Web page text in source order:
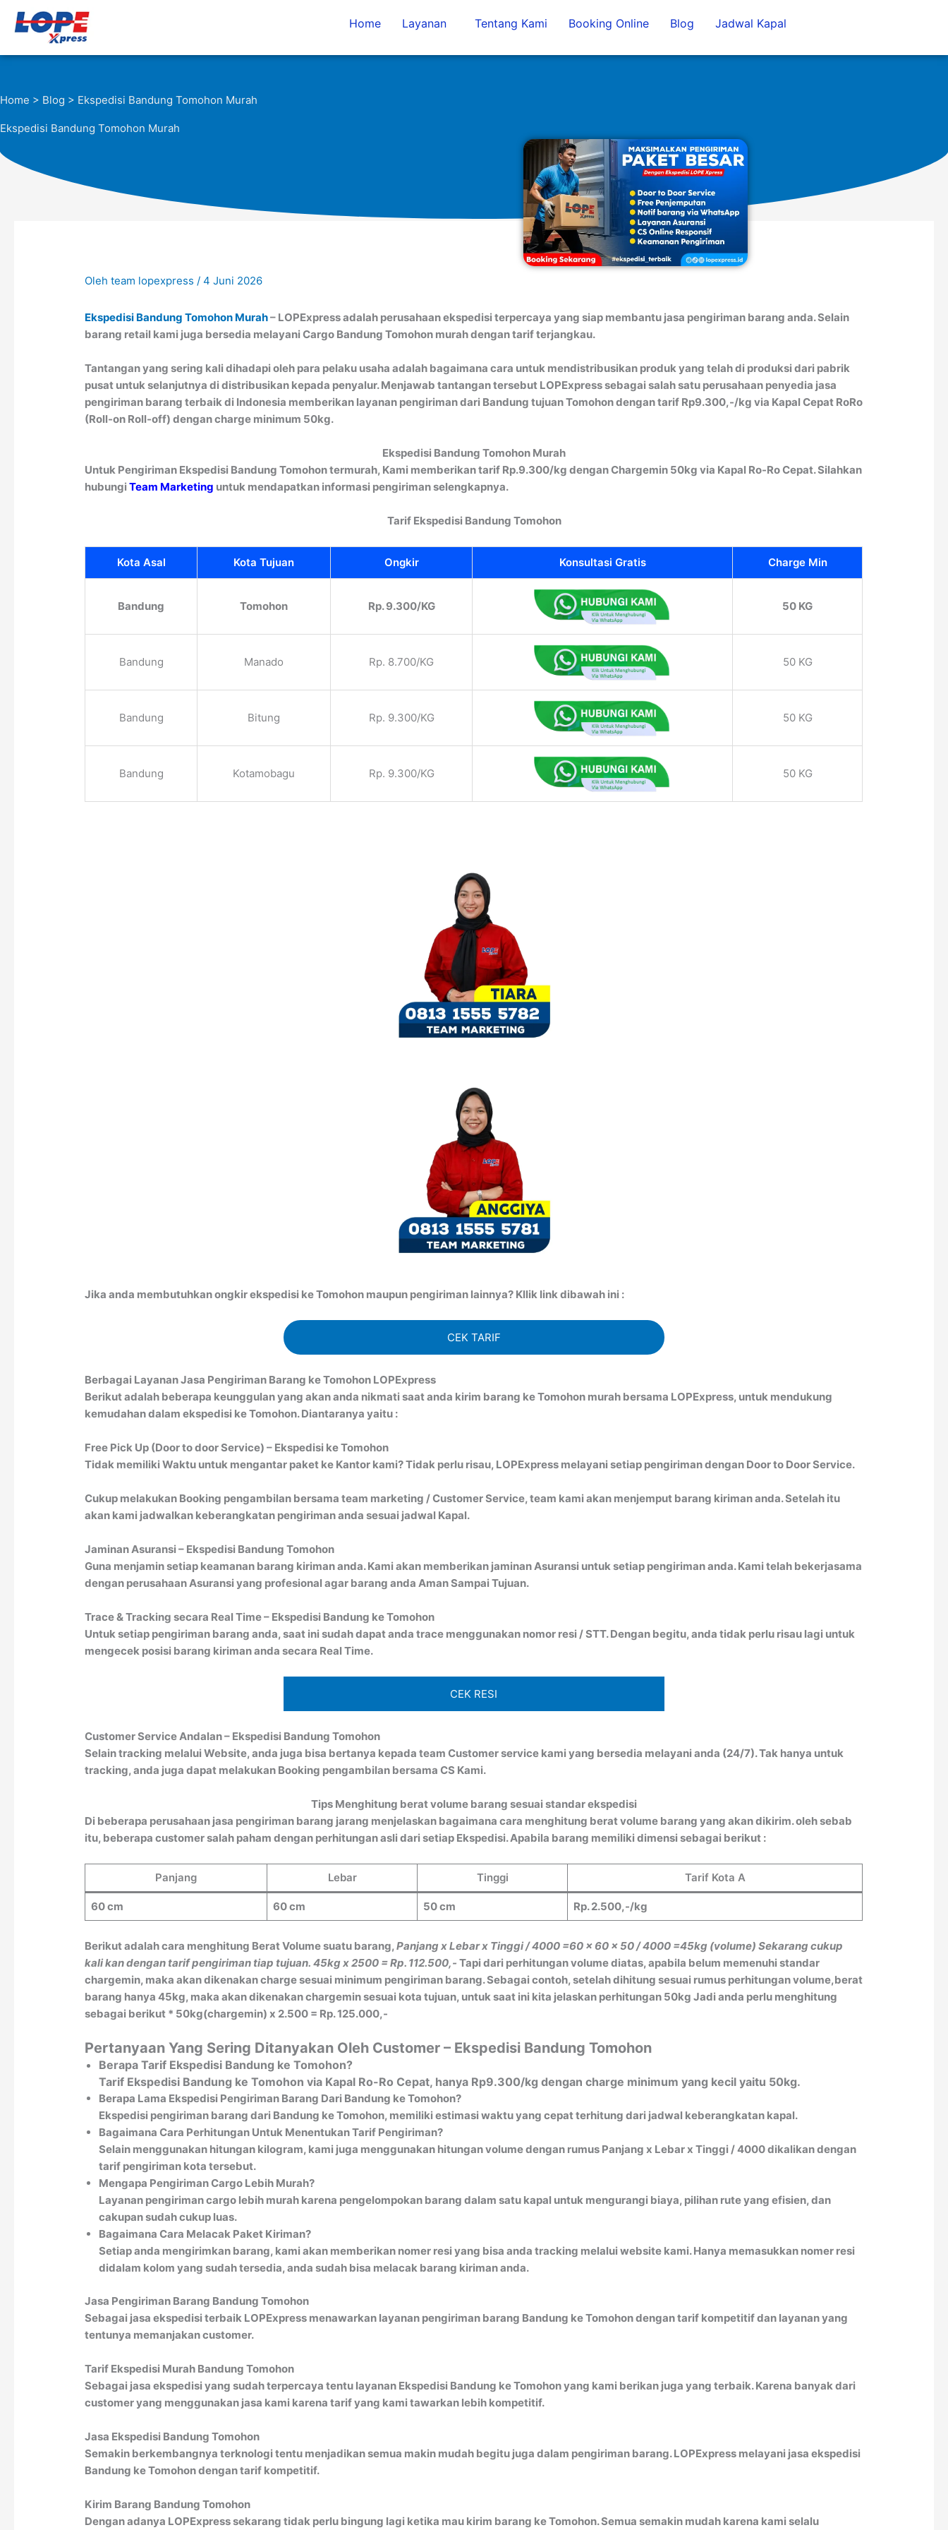
Home Layanan Tentang Kami Booking Online Blog Jadwal Kapal
Home > Blog > Ekspedisi Bandung Tomohon Murah
Ekspedisi Bandung Tomohon Murah
Olehteam lopexpress /4 Juni 2026
Ekspedisi Bandung Tomohon Murah– LOPExpress adalah perusahaan ekspedisi terpercaya yang siap membantu jasa pengiriman barang anda. Selain
barang retail kami juga bersedia melayani Cargo Bandung Tomohon murah dengan tarif terjangkau.
Tantangan yang sering kali dihadapi oleh para pelaku usaha adalah bagaimana cara untuk mendistribusikan produk yang telah di produksi dari pabrik
pusat untuk selanjutnya di distribusikan kepada penyalur. Menjawab tantangan tersebut LOPExpress sebagai salah satu perusahaan penyedia jasa
pengiriman barang terbaik di Indonesia memberikan layanan pengiriman dari Bandung tujuan Tomohon dengan tarif Rp9.300,-/kg via Kapal Cepat RoRo
(Roll-on Roll-off) dengan charge minimum 50kg.
Ekspedisi Bandung Tomohon Murah
Untuk Pengiriman Ekspedisi Bandung Tomohon termurah, Kami memberikan tarif Rp.9.300/kg dengan Chargemin 50kg via Kapal Ro-Ro Cepat. Silahkan
hubungiTeam Marketing untuk mendapatkan informasi pengiriman selengkapnya.
Tarif Ekspedisi Bandung Tomohon
Kota Asal Kota Tujuan Ongkir Konsultasi Gratis Charge Min
Bandung Tomohon Rp. 9.300/KG 50 KG
Bandung Manado Rp. 8.700/KG 50 KG
Bandung Bitung Rp. 9.300/KG 50 KG
Bandung Kotamobagu Rp. 9.300/KG 50 KG
Jika anda membutuhkan ongkir ekspedisi ke Tomohon maupun pengiriman lainnya? Kllik link dibawah ini :
CEK TARIF
Berbagai Layanan Jasa Pengiriman Barang ke Tomohon LOPExpress
Berikut adalah beberapa keunggulan yang akan anda nikmati saat anda kirim barang ke Tomohon murah bersama LOPExpress, untuk mendukung
kemudahan dalam ekspedisi ke Tomohon. Diantaranya yaitu :
Free Pick Up (Door to door Service) – Ekspedisi ke Tomohon
Tidak memiliki Waktu untuk mengantar paket ke Kantor kami? Tidak perlu risau, LOPExpress melayani setiap pengiriman dengan Door to Door Service.
Cukup melakukan Booking pengambilan bersama team marketing / Customer Service, team kami akan menjemput barang kiriman anda. Setelah itu
akan kami jadwalkan keberangkatan pengiriman anda sesuai jadwal Kapal.
Jaminan Asuransi – Ekspedisi Bandung Tomohon
Guna menjamin setiap keamanan barang kiriman anda. Kami akan memberikan jaminan Asuransi untuk setiap pengiriman anda. Kami telah bekerjasama
dengan perusahaan Asuransi yang profesional agar barang anda Aman Sampai Tujuan.
Trace & Tracking secara Real Time – Ekspedisi Bandung ke Tomohon
Untuk setiap pengiriman barang anda, saat ini sudah dapat anda trace menggunakan nomor resi / STT. Dengan begitu, anda tidak perlu risau lagi untuk
mengecek posisi barang kiriman anda secara Real Time.
CEK RESI
Customer Service Andalan – Ekspedisi Bandung Tomohon
Selain tracking melalui Website, anda juga bisa bertanya kepada team Customer service kami yang bersedia melayani anda (24/7). Tak hanya untuk
tracking, anda juga dapat melakukan Booking pengambilan bersama CS Kami.
Tips Menghitung berat volume barang sesuai standar ekspedisi
Di beberapa perusahaan jasa pengiriman barang jarang menjelaskan bagaimana cara menghitung berat volume barang yang akan dikirim. oleh sebab
itu, beberapa customer salah paham dengan perhitungan asli dari setiap Ekspedisi. Apabila barang memiliki dimensi sebagai berikut :
Panjang Lebar Tinggi Tarif Kota A
60 cm 60 cm 50 cm Rp. 2.500,-/kg
Berikut adalah cara menghitung Berat Volume suatu barang,Panjang x Lebar x Tinggi / 4000 =60 x 60 x 50 / 4000 =45kg (volume) Sekarang cukup
kali kan dengan tarif pengiriman tiap tujuan. 45kg x 2500 = Rp. 112.500,- Tapi dari perhitungan volume diatas, apabila belum memenuhi standar
chargemin, maka akan dikenakan charge sesuai minimum pengiriman barang. Sebagai contoh, setelah dihitung sesuai rumus perhitungan volume,berat
barang hanya 45kg, maka akan dikenakan chargemin sesuai kota tujuan, untuk saat ini kita jelaskan perhitungan 50kg Jadi anda perlu menghitung
sebagai berikut * 50kg(chargemin) x 2.500 = Rp. 125.000,-
Pertanyaan Yang Sering Ditanyakan Oleh Customer – Ekspedisi Bandung Tomohon
Berapa Tarif Ekspedisi Bandung ke Tomohon?
Tarif Ekspedisi Bandung ke Tomohon via Kapal Ro-Ro Cepat, hanya Rp9.300/kg dengan charge minimum yang kecil yaitu 50kg.
Berapa Lama Ekspedisi Pengiriman Barang Dari Bandung ke Tomohon?
Ekspedisi pengiriman barang dari Bandung ke Tomohon, memiliki estimasi waktu yang cepat terhitung dari jadwal keberangkatan kapal.
Bagaimana Cara Perhitungan Untuk Menentukan Tarif Pengiriman?
Selain menggunakan hitungan kilogram, kami juga menggunakan hitungan volume dengan rumus Panjang x Lebar x Tinggi / 4000 dikalikan dengan
tarif pengiriman kota tersebut.
Mengapa Pengiriman Cargo Lebih Murah?
Layanan pengiriman cargo lebih murah karena pengelompokan barang dalam satu kapal untuk mengurangi biaya, pilihan rute yang efisien, dan
cakupan sudah cukup luas.
Bagaimana Cara Melacak Paket Kiriman?
Setiap anda mengirimkan barang, kami akan memberikan nomer resi yang bisa anda tracking melalui website kami. Hanya memasukkan nomer resi
didalam kolom yang sudah tersedia, anda sudah bisa melacak barang kiriman anda.
Jasa Pengiriman Barang Bandung Tomohon
Sebagai jasa ekspedisi terbaik LOPExpress menawarkan layanan pengiriman barang Bandung ke Tomohon dengan tarif kompetitif dan layanan yang
tentunya memanjakan customer.
Tarif Ekspedisi Murah Bandung Tomohon
Sebagai jasa ekspedisi yang sudah terpercaya tentu layanan Ekspedisi Bandung ke Tomohon yang kami berikan juga yang terbaik. Karena banyak dari
customer yang menggunakan jasa kami karena tarif yang kami tawarkan lebih kompetitif.
Jasa Ekspedisi Bandung Tomohon
Semakin berkembangnya terknologi tentu menjadikan semua makin mudah begitu juga dalam pengiriman barang. LOPExpress melayani jasa ekspedisi
Bandung ke Tomohon dengan tarif kompetitif.
Kirim Barang Bandung Tomohon
Dengan adanya LOPExpress sekarang tidak perlu bingung lagi ketika mau kirim barang ke Tomohon. Semua semakin mudah karena kami selalu